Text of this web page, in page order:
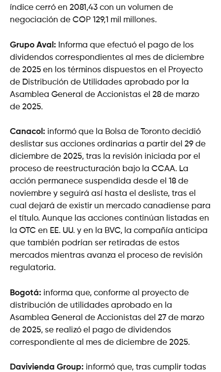
índice cerró en 2081,43 con un volumen de
negociación de COP 129,1 mil millones.
Grupo Aval: Informa que efectuó el pago de los
dividendos correspondientes al mes de diciembre
de 2025 en los términos dispuestos en el Proyecto
de Distribución de Utilidades aprobado por la
Asamblea General de Accionistas el 28 de marzo
de 2025.
Canacol: informó que la Bolsa de Toronto decidió
deslistar sus acciones ordinarias a partir del 29 de
diciembre de 2025, tras la revisión iniciada por el
proceso de reestructuración bajo la CCAA. La
acción permanece suspendida desde el 18 de
noviembre y seguirá así hasta el desliste, tras el
cual dejará de existir un mercado canadiense para
el título. Aunque las acciones continúan listadas en
la OTC en EE. UU. y en la BVC, la compañía anticipa
que también podrían ser retiradas de estos
mercados mientras avanza el proceso de revisión
regulatoria.
Bogotá: informa que, conforme al proyecto de
distribución de utilidades aprobado en la
Asamblea General de Accionistas del 27 de marzo
de 2025, se realizó el pago de dividendos
correspondiente al mes de diciembre de 2025.
Davivienda Group: informó que, tras cumplir todas